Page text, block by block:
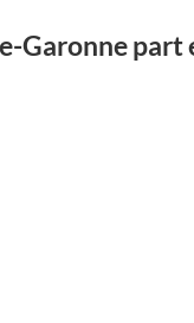
Garonne part